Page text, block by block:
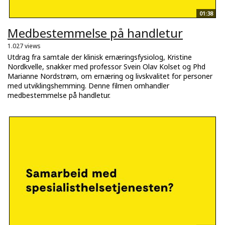
01:38
Medbestemmelse på handletur
1.027 views
Utdrag fra samtale der klinisk ernæringsfysiolog, Kristine
Nordkvelle, snakker med professor Svein Olav Kolset og Phd
Marianne Nordstrøm, om ernæring og livskvalitet for personer
med utviklingshemming. Denne filmen omhandler
medbestemmelse på handletur.